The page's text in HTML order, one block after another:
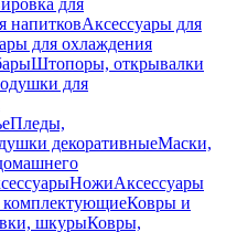
для
напитковАксессуары для
для охлаждения
Штопоры, открывалки
для
Пледы,
декоративныеМаски,
НожиАксессуары
Ковры и
шкурыКовры,